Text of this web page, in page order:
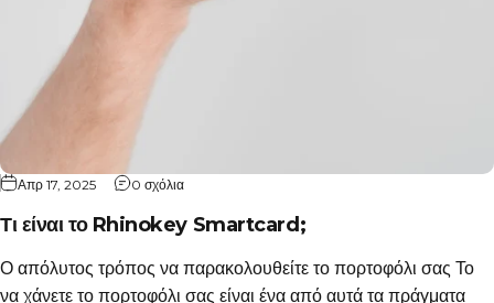
Απρ 17, 2025 0 σχόλια
Τι είναι το Rhinokey Smartcard;
Ο απόλυτος τρόπος να παρακολουθείτε το πορτοφόλι σας Το
να χάνετε το πορτοφόλι σας είναι ένα από αυτά τα πράγματα